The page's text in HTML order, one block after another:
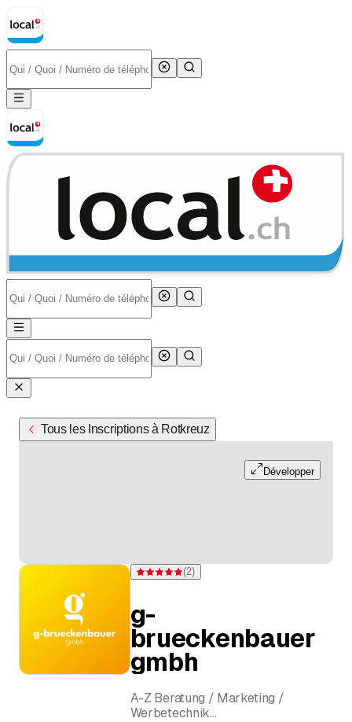
Tous les Inscriptions à Rotkreuz
Développer
Note 5 sur 5 étoiles pour 2 évaluations
(2)
g-
brueckenbauer
gmbh
A-Z Beratung / Marketing /
Werbetechnik